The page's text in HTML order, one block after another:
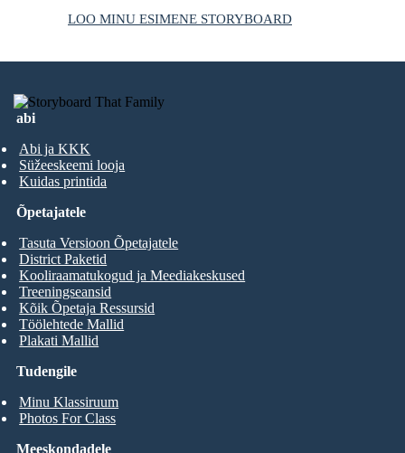
LOO MINU ESIMENE STORYBOARD
abi
Abi ja KKK
Süžeeskeemi looja
Kuidas printida
Tudengile
Minu Klassiruum
Photos For Class
Õpetajatele
Tasuta Versioon Õpetajatele
District Paketid
Kooliraamatukogud ja Meediakeskused
Treeningseansid
Kõik Õpetaja Ressursid
Töölehtede Mallid
Plakati Mallid
Meeskondadele